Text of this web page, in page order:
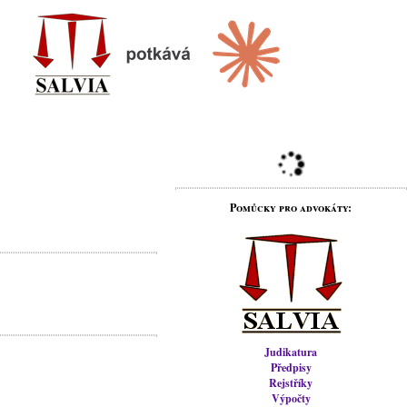
Pomůcky pro advokáty:
Judikatura
Předpisy
Rejstříky
Výpočty